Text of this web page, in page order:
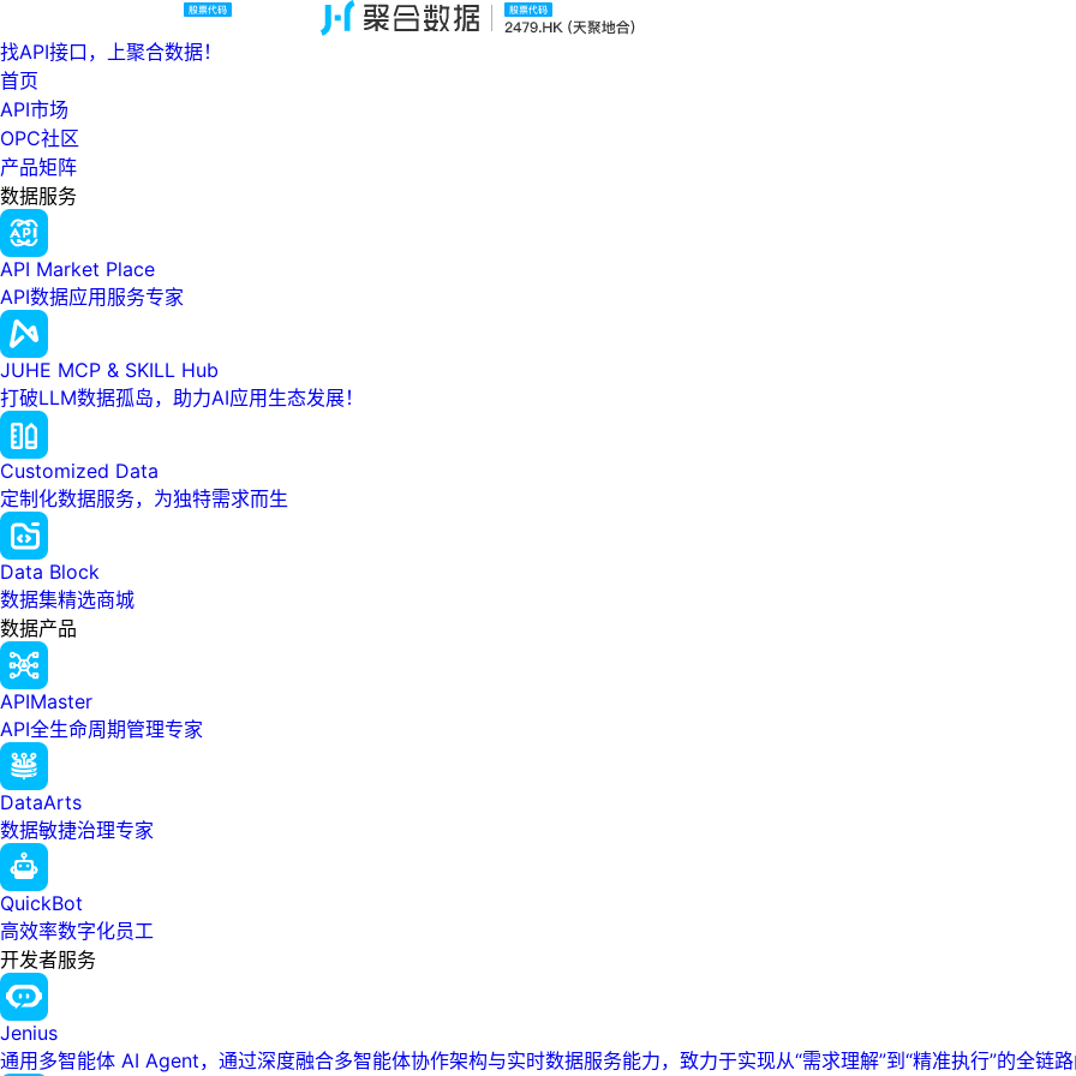
找API接口，上聚合数据！
首页
API市场
OPC社区
产品矩阵
数据服务
API Market Place
API数据应用服务专家
JUHE MCP & SKILL Hub
打破LLM数据孤岛，助力AI应用生态发展！
Customized Data
定制化数据服务，为独特需求而生
Data Block
数据集精选商城
数据产品
APIMaster
API全生命周期管理专家
DataArts
数据敏捷治理专家
QuickBot
高效率数字化员工
开发者服务
Jenius
通用多智能体 AI Agent，通过深度融合多智能体协作架构与实时数据服务能力，致力于实现从“需求理解”到“精准执行”的全链